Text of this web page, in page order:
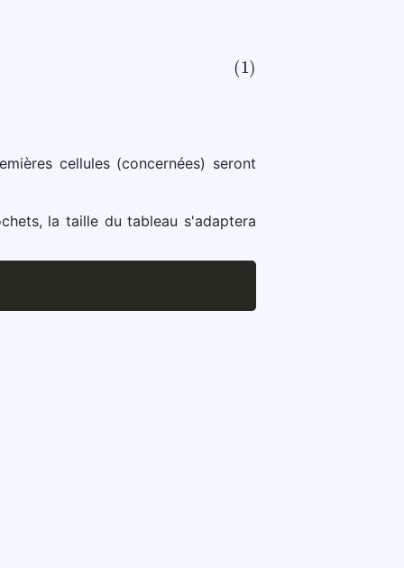
cellules (concernées) seront
la taille du tableau s'adaptera